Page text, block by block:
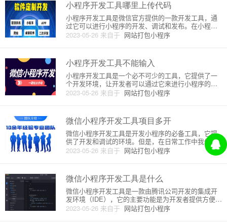
小程序开发工具哪里上传代码
2023-05-26 来自于 网站打包小程序
小程序开发工具是微信官方提供的一款开发工具，通
过它可以进行小程序的开发、调试和发布。在小程序
开发工具中，我们需要将开发好的小程序代码上传到
服务器，以便后续进行调试和发布。小程序代码的上
版开发版是小程序在开发过程
小程序开发工具不能输入
2023-05-26 来自于 网站打包小程序
小程序开发工具是一个必不可少的工具，它提供了一
个开发环境，让开发者可以通过它来进行小程序的开
发和调试。然而，有时候我们会在使用小程序开发工
具时发现，无法输入代码，这个问题往往会让开发者
因以及如何解决。1. 编码
微信小程序开发工具项目多开
2023-05-26 来自于 网站打包小程序
微信小程序开发工具是开发小程序的必备工具，它提
供了开发和调试的环境。但是，在日常工作中我们常
常需要同时开发多个小程序，这时候就需要用到微信
小程序开发工具的多开功能。微信小程序开发工具的
一、手动多开微信小程序开发工
微信小程序开发工具是什么
2023-05-26 来自于 网站打包小程序
微信小程序开发工具是一款由腾讯公司开发的集成开
发环境（IDE），它的主要功能是为开发者提供方便快
捷的小程序开发和调试环境。微信小程序开发工具具
有易上手、低门槛、快速迭代的特点，可以让开发者